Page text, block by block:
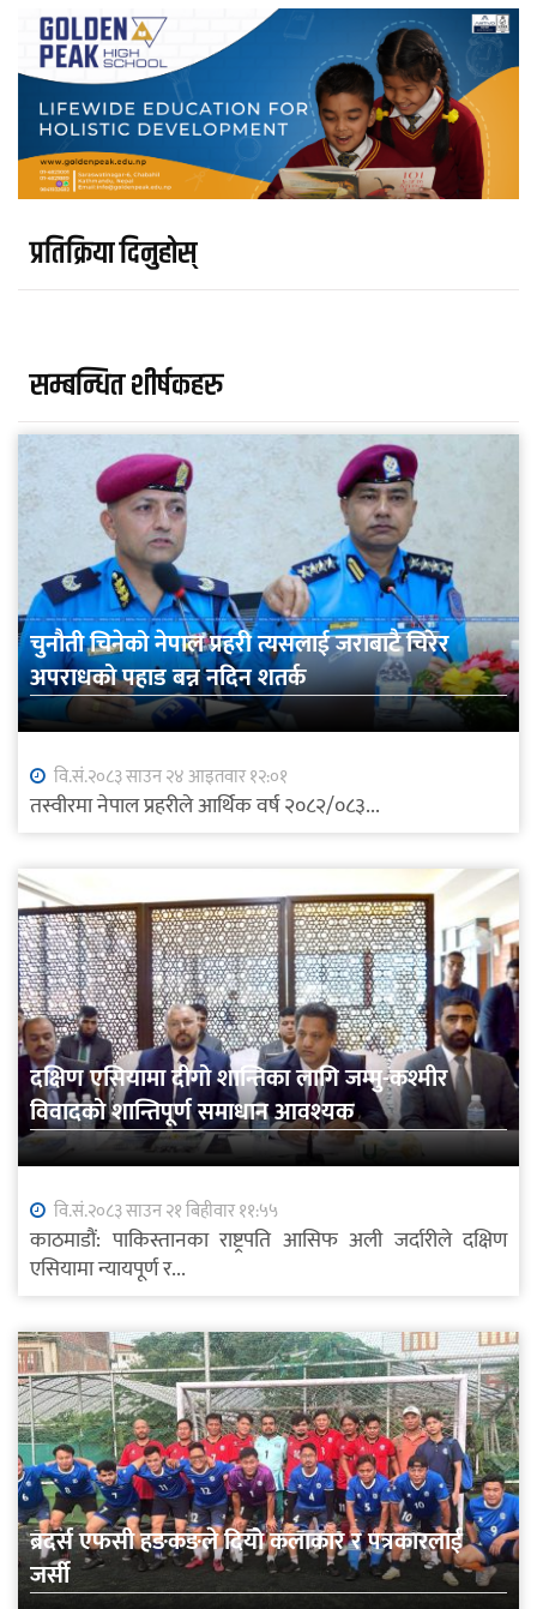
प्रतिक्रिया दिनुहोस्
सम्बन्धित शीर्षकहरु
चुनौती चिनेको नेपाल प्रहरी त्यसलाई जराबाटै चिरेर
अपराधको पहाड बन्न नदिन शतर्क
वि.सं.२०८३ साउन २४ आइतवार १२:०१
तस्वीरमा नेपाल प्रहरीले आर्थिक वर्ष २०८२/०८३...
दक्षिण एसियामा दीगो शान्तिका लागि जम्मु-कश्मीर
विवादको शान्तिपूर्ण समाधान आवश्यक
वि.सं.२०८३ साउन २१ बिहीवार ११:५५
काठमाडौं: पाकिस्तानका राष्ट्रपति आसिफ अली जर्दारीले दक्षिण
एसियामा न्यायपूर्ण र...
ब्रदर्स एफसी हङकङले दियो कलाकार र पत्रकारलाई
जर्सी